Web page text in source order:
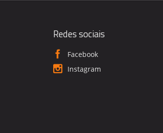
Redes sociais
Facebook
Instagram